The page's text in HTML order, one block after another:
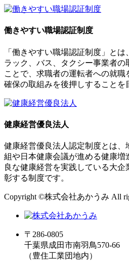
働きやすい職場認証制度
「働きやすい職場認証制度」と
ラック、バス、タクシー事業者の
ことで、求職者の運転者への就
確保の取組みを後押しすることを
健康経営優良法人
健康経営優良法人認定制度とは、
組や日本健康会議が進める健康
良な健康経営を実践している大
彰する制度です。
Copyright ©株式会社あかうみ All
〒286-0805
千葉県成田市南羽鳥570-66
（豊住工業団地内）